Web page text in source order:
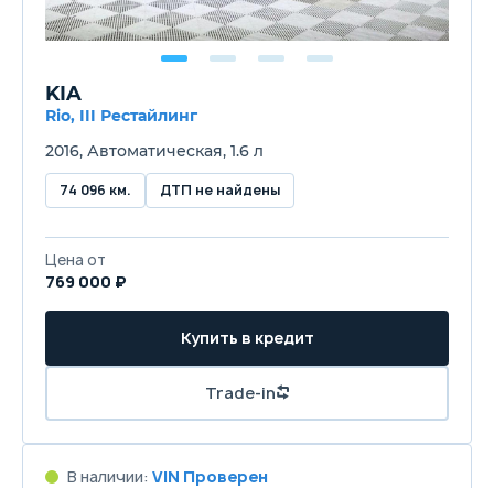
KIA
Rio, III Рестайлинг
2016, Автоматическая, 1.6 л
74 096 км. ДТП не найдены
Цена от
769 000 ₽
Купить в кредит
Trade-in
В наличии: VIN Проверен